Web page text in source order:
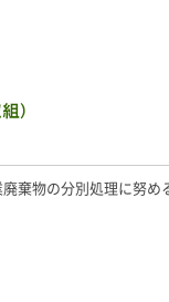
棄物の分別処理に努め